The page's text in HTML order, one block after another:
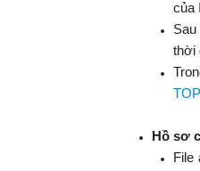
của
thời
Hồ sơ
File